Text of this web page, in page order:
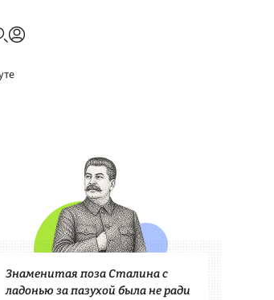
Знаменитая поза Сталина с
ладонью за пазухой была не ради